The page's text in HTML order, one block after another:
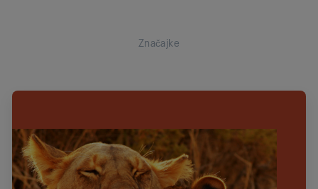
Značajke